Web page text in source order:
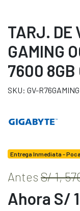
TARJ. DE
GAMING
7600 8GB
SKU: GV-
Entrega Inmediata -
Antes S/ 1,
Ahora S/